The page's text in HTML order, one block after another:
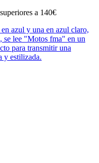
a 140€